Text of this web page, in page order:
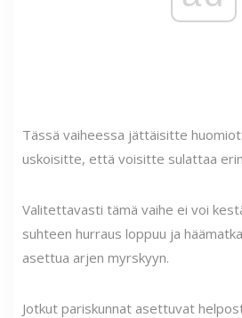
Tässä vaiheessa jättäisitte
uskoisitte, että voisitte sulattaa
Valitettavasti tämä vaihe ei voi
suhteen hurraus loppuu ja
asettua arjen myrskyyn.
Jotkut pariskunnat asettuvat